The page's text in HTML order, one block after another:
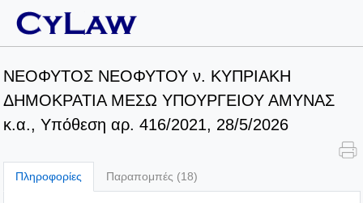
ΝΕΟΦΥΤΟΣ ΝΕΟΦΥΤΟΥ ν. ΚΥΠΡΙΑΚΗ
ΔΗΜΟΚΡΑΤΙΑ ΜΕΣΩ ΥΠΟΥΡΓΕΙΟΥ ΑΜΥΝΑΣ
κ.α., Υπόθεση αρ. 416/2021, 28/5/2026
Πληροφορίες Παραπομπές (18)